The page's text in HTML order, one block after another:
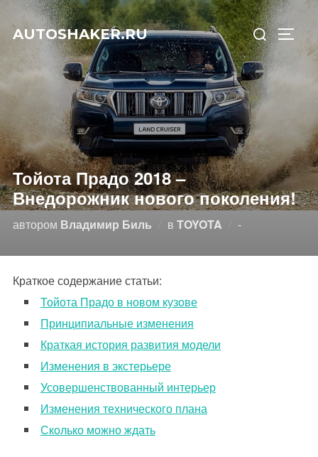
Перейти
содержимому
AUTOSHAKER.RU
Искать:
Тойота Прадо 2018 –
Внедорожник нового поколения!
автором Владимир Биль в TOYOTA -Опубликовано
Краткое содержание статьи:
Тойота Прадо в новом кузове
Принципиальные изменения
Краткая история развития модели
Изменения в экстерьере
Усовершенствованный интерьер
Изменения технического плана
Сколько можно ждать